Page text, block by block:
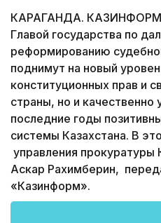
КАРАГАНДА. КАЗИНФОРМ
Главой государства по
реформированию
поднимут на новый
конституционных прав и
страны, но и качественно
последние годы
системы Казахстана. В
управления прокуратуры
Аскар Рахимберин,
«Казинформ».